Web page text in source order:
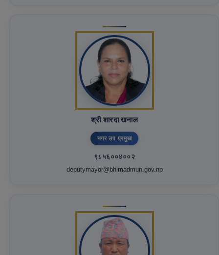
श्री शारदा खनाल
नगर उप प्रमुख
९८५६००४००२
deputymayor@bhimadmun.gov.np